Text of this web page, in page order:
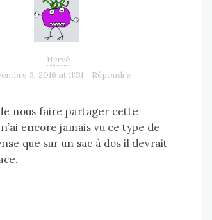
Hervé
3, 2016 at 11:31
Répondre
nous faire partager cette
encore jamais vu ce type de
que sur un sac à dos il devrait